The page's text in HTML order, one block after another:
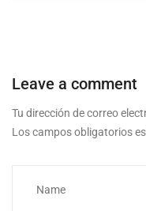
Leave a comment
Tu dirección de correo
Los campos obligatorios